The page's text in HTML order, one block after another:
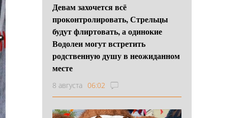
Девам захочется всё
проконтролировать, Стрельцы
будут флиртовать, а одинокие
Водолеи могут встретить
родственную душу в неожиданном
месте
8 августа 06:02